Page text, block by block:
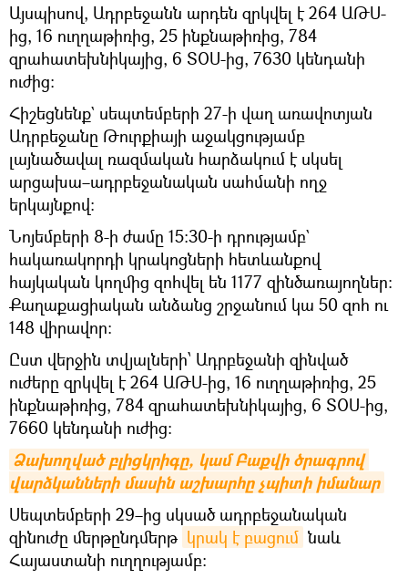
Այսպիսով, Ադրբեջանն արդեն զրկվել է 264 ԱԹՍ-
ից, 16 ուղղաթիռից, 25 ինքնաթիռից, 784
զրահատեխնիկայից, 6 ՏՕՍ-ից, 7630 կենդանի
ուժից։
Հիշեցնենք` սեպտեմբերի 27-ի վաղ առավոտյան
Ադրբեջանը Թուրքիայի աջակցությամբ
լայնածավալ ռազմական հարձակում է սկսել
արցախա–ադրբեջանական սահմանի ողջ
երկայնքով։
Նոյեմբերի 8-ի ժամը 15։30-ի դրությամբ`
հակառակորդի կրակոցների հետևանքով
հայկական կողմից զոհվել են 1177 զինծառայողներ։
Քաղաքացիական անձանց շրջանում կա 50 զոհ ու
148 վիրավոր։
Ըստ վերջին տվյալների՝ Ադրբեջանի զինված
ուժերը զրկվել է 264 ԱԹՍ-ից, 16 ուղղաթիռից, 25
ինքնաթիռից, 784 զրահատեխնիկայից, 6 ՏՕՍ-ից,
7660 կենդանի ուժից։
Ձախողված բլիցկրիգը, կամ Բաքվի ծրագրով
վարձկանների մասին աշխարհը չպիտի իմանար
Սեպտեմբերի 29–ից սկսած ադրբեջանական
զինուժը մերթընդմերթ կրակ է բացում նաև
Հայաստանի ուղղությամբ։